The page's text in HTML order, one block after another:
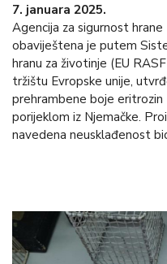
7. januara 2025.
Agencija za sigurnost
obaviještena je putem
hranu za životinje (EU
tržištu Evropske unije,
prehrambene boje eritrozin
porijeklom iz Njemačke.
navedena neusklađenost